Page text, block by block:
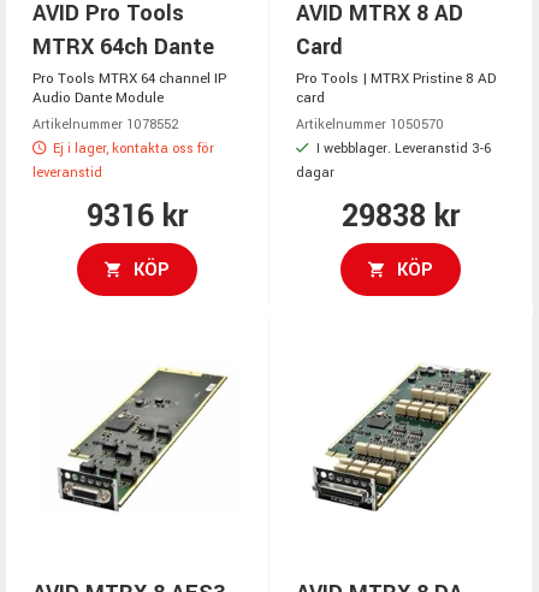
AVID Pro Tools
MTRX 64ch Dante
Pro Tools MTRX 64 channel IP
Audio Dante Module
Artikelnummer 1078552
Ej i lager, kontakta oss för
leveranstid
9316 kr
KÖP
AVID MTRX 8 AD
Card
Pro Tools | MTRX Pristine 8 AD
card
Artikelnummer 1050570
I webblager. Leveranstid 3-6
dagar
29838 kr
KÖP